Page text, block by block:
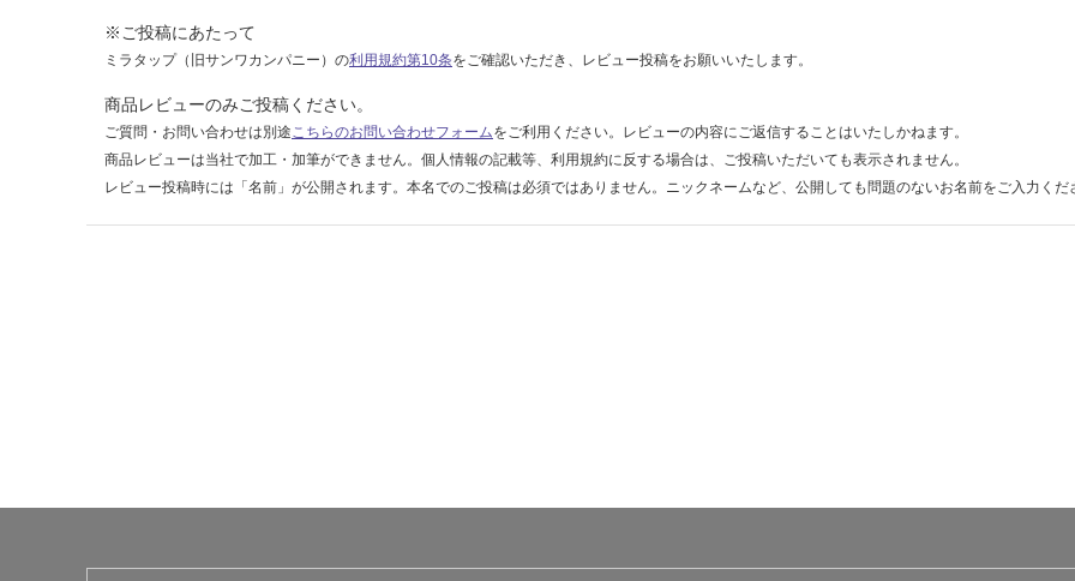
※ご投稿にあたって
ミラタップ（旧サンワカンパニー）の利用規約第10条をご確認いただき、レビュー投稿をお願いいたします。
商品レビューのみご投稿ください。
ご質問・お問い合わせは別途こちらのお問い合わせフォームをご利用ください。レビューの内容にご返信することはいたしかねます。
商品レビューは当社で加工・加筆ができません。個人情報の記載等、利用規約に反する場合は、ご投稿いただいても表示されません。
レビュー投稿時には「名前」が公開されます。本名でのご投稿は必須ではありません。ニックネームなど、公開しても問題のないお名前をご入力くだ